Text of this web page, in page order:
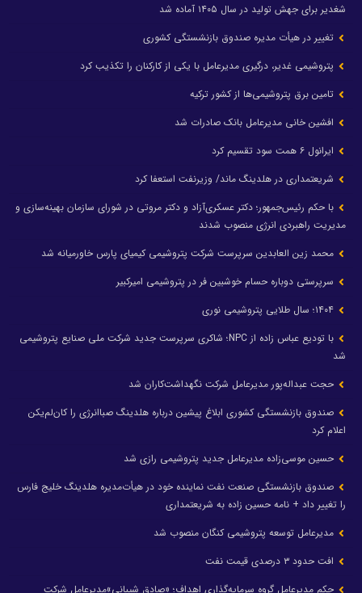
شغدیر برای جهش تولید در سال ۱۴۰۵ آماده شد
تغییر در هیأت مدیره صندوق بازنشستگی کشوری
پتروشیمی غدیر، درگیری مدیرعامل با یکی از کارکنان را تکذیب کرد
تامین برق پتروشیمی‌ها از کشور ترکیه
افشین خانی مدیرعامل بانک صادرات شد
ایرانول ۶ همت سود تقسیم کرد
شریعتمداری در هلدینگ ماند/ وزیرنفت استعفا کرد
با حکم رئیس‌جمهور؛ دکتر عسکری‌آزاد و دکتر مروتی در شورای سازمان بهینه‌سازی و
مدیریت راهبردی انرژی منصوب شدند
محمد زین العابدین سرپرست شرکت پتروشیمی کیمیای پارس خاورمیانه شد
سرپرستی دوباره حسام خوشبین فر در پتروشیمی امیرکبیر
با تودیع عباس زاده از NPC؛ شاکری سرپرست جدید شرکت ملی صنایع پتروشیمی
شد
حجت عبداله‌پور مدیرعامل شرکت نگهداشت‌کاران شد
صندوق بازنشستگی کشوری ابلاغ پیشین درباره هلدینگ صباانرژی را کان‌لم‌یکن
اعلام کرد
حسین موسی‌زاده مدیرعامل جدید پتروشیمی رازی شد
صندوق بازنشستگی صنعت نفت نماینده خود در هیأت‌مدیره هلدینگ خلیج فارس
را تغییر داد + نامه حسین زاده به شریعتمداری
مدیرعامل توسعه پتروشیمی کنگان منصوب شد
افت حدود ۳ درصدی قیمت نفت
حکم مدیرعامل گروه سرمایه‌گذاری اهداف؛ «صادق شیبانی»مدیرعامل شرکت